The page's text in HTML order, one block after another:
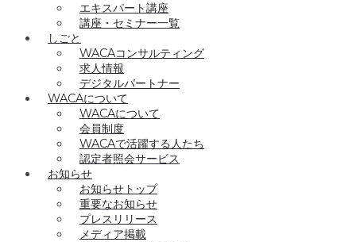
エキスパート講座
講座・セミナー一覧
しごと
WACAコンサルティング
求人情報
デジタルパートナー
WACAについて
WACAについて
会員制度
WACAで活躍する人たち
認定者照会サービス
お知らせ
お知らせトップ
重要なお知らせ
プレスリリース
メディア掲載